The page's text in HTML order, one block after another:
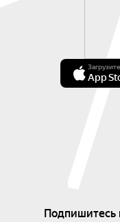
App
Подпишитесь